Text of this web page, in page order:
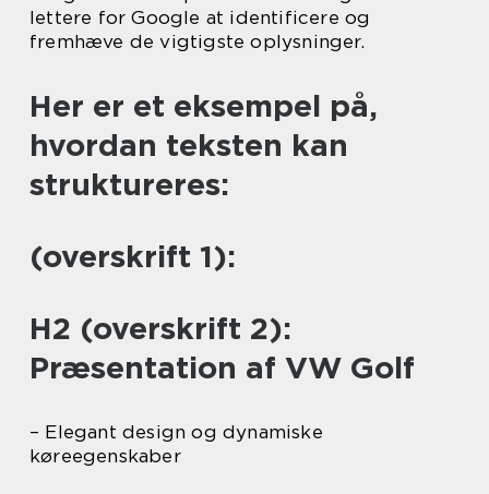
lettere for Google at identificere og
fremhæve de vigtigste oplysninger.
Her er et eksempel på,
hvordan teksten kan
struktureres:
(overskrift 1):
H2 (overskrift 2):
Præsentation af VW Golf
– Elegant design og dynamiske
køreegenskaber